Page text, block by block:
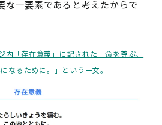
な一要素であると考えたからで
「存在意義」に記された「命を尊ぶ、
なるために。」という一文。